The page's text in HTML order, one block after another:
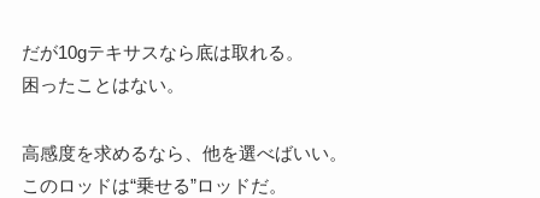
だが10gテキサスなら底は取れる。
困ったことはない。
高感度を求めるなら、他を選べばいい。
このロッドは“乗せる”ロッドだ。